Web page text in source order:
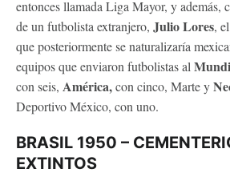
entonces llamada Liga Mayor, y además,
de un futbolista extranjero, Julio Lores,
que posteriormente se naturalizaría
equipos que enviaron futbolistas al
con seis, América,con cinco, Marte y
Deportivo México, con uno.
BRASIL 1950 –
EXTINTOS